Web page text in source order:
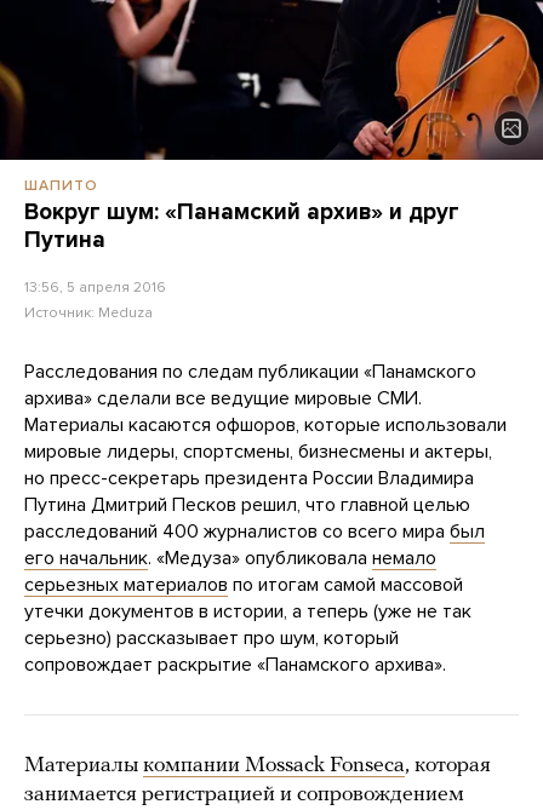
ШАПИТО
Вокруг шум: «Панамский архив» и друг
Путина
13:56, 5 апреля 2016
Источник: Meduza
Расследования по следам публикации «Панамского
архива» сделали все ведущие мировые СМИ.
Материалы касаются офшоров, которые использовали
мировые лидеры, спортсмены, бизнесмены и актеры,
но пресс-секретарь президента России Владимира
Путина Дмитрий Песков решил, что главной целью
расследований 400 журналистов со всего мира был
его начальник. «Медуза» опубликовала немало
серьезных материалов по итогам самой массовой
утечки документов в истории, а теперь (уже не так
серьезно) рассказывает про шум, который
сопровождает раскрытие «Панамского архива».
Материалы компании Mossack Fonseca, которая
занимается регистрацией и сопровождением